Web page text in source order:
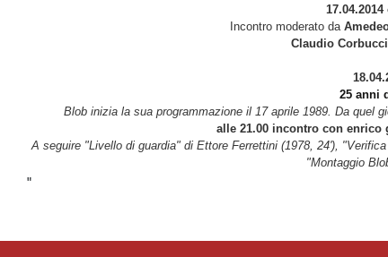
17.04.2014
Incontro moderato da
Claudio Corbucci
25 anni
Blob inizia la sua programmazione il 17 aprile 1989. Da quel
alle 21.00 incontro con enrico
A seguire "Livello di guardia" di Ettore Ferrettini (1978, 24'),
"Montaggio
"